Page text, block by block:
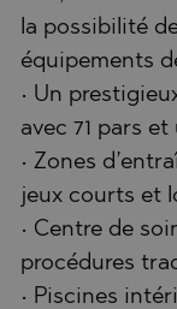
la possibilité
équipements
• Un
avec 71 pars
• Zones
jeux courts et
• Centre de
procédures
• Piscines